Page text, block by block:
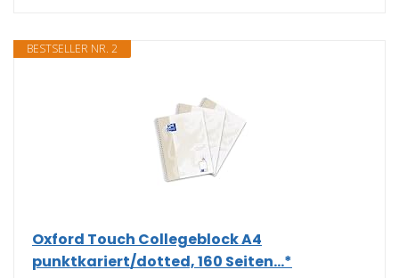
BESTSELLER NR. 2
Oxford Touch Collegeblock A4
punktkariert/dotted, 160 Seiten...*